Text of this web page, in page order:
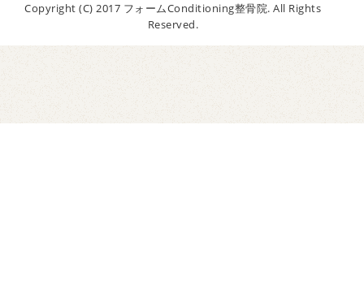
Copyright (C) 2017 フォームConditioning整骨院. All Rights
Reserved.